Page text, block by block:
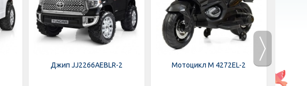
Джип JJ2266AEBLR-2 Мотоцикл M 4272EL-2